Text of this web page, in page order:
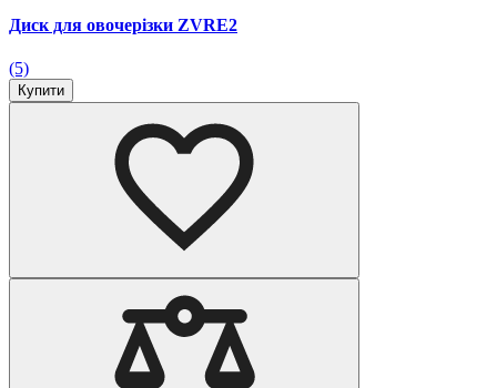
Диск для овочерізки ZVRE2
(5)
Купити